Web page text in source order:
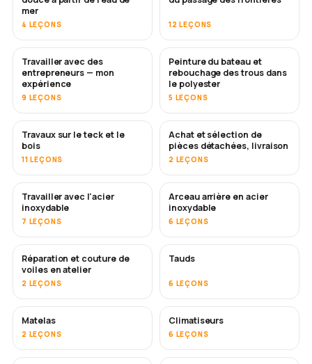
mer
4 LEÇONS 12 LEÇONS
BIENTÔT
Travailler avec des
entrepreneurs — mon
expérience
9 LEÇONS
BIENTÔT
Peinture du bateau et
rebouchage des trous dans
le polyester
5 LEÇONS
Travaux sur le teck et le
bois
11 LEÇONS
BIENTÔT
Achat et sélection de
pièces détachées, livraison
2 LEÇONS
BIENTÔT
Travailler avec l'acier
inoxydable
7 LEÇONS
Arceau arrière en acier
inoxydable
6 LEÇONS
BIENTÔT
Réparation et couture de
voiles en atelier
2 LEÇONS
Tauds
6 LEÇONS
Matelas
2 LEÇONS
BIENTÔT
Climatiseurs
6 LEÇONS